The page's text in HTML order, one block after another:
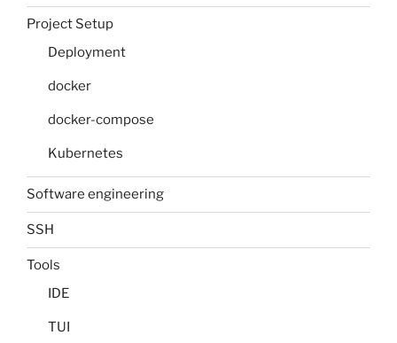
Project Setup
Deployment
docker
docker-compose
Kubernetes
Software engineering
SSH
Tools
IDE
TUI